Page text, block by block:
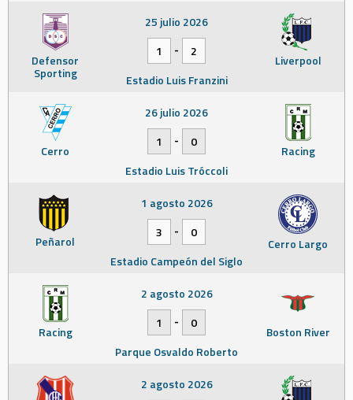
Defensor
Sporting
Liverpool
25 julio 2026
1
-
2
Estadio Luis Franzini
Cerro Racing
26 julio 2026
1
-
0
Estadio Luis Tróccoli
Peñarol Cerro Largo
1 agosto 2026
3
-
0
Estadio Campeón del Siglo
Racing Boston River
2 agosto 2026
1
-
0
Parque Osvaldo Roberto
2 agosto 2026